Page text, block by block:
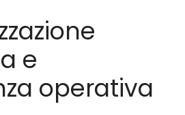
e
operativa